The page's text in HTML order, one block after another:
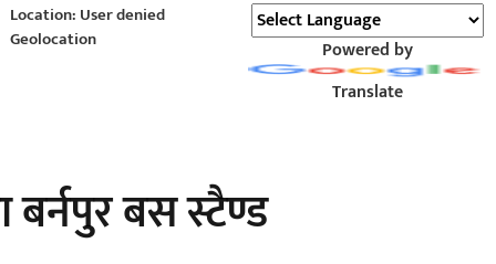
Location: User denied
Geolocation
Powered by
Translate
बर्नपुर बस स्टैण्ड